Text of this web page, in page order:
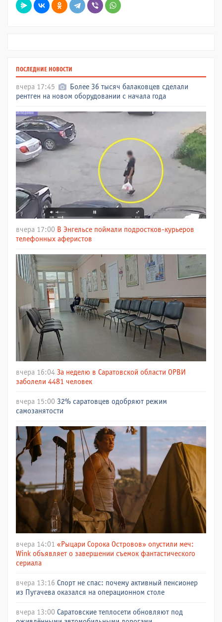
ПОСЛЕДНИЕ НОВОСТИ
вчера 17:45
Более 36 тысяч балаковцев сделали
рентген на новом оборудовании с начала года
вчера 17:00 В Энгельсе поймали подростков-курьеров
телефонных аферистов
вчера 16:04 За неделю в Саратовской области ОРВИ
заболели 4481 человек
вчера 15:00 32% саратовцев одобряют режим
самозанятости
вчера 14:01 «Рыцари Сорока Островов» опустили меч:
Wink объявляет о завершении съемок фантастического
сериала
вчера 13:16 Спорт не спас: почему активный пенсионер
из Пугачева оказался на операционном столе
вчера 13:00 Саратовские теплосети обновляют под